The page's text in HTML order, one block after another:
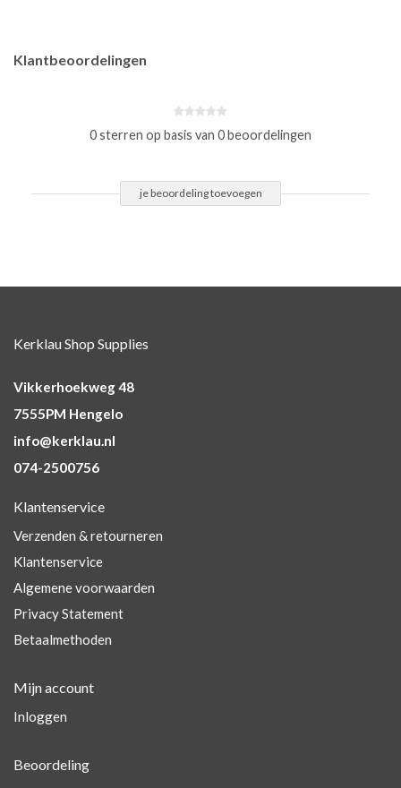
Klantbeoordelingen
0 sterren op basis van 0 beoordelingen
je beoordeling toevoegen
Kerklau Shop Supplies
Vikkerhoekweg 48
7555PM Hengelo
info@kerklau.nl
074-2500756
Klantenservice
Verzenden & retourneren
Klantenservice
Algemene voorwaarden
Privacy Statement
Betaalmethoden
Mijn account
Inloggen
Beoordeling